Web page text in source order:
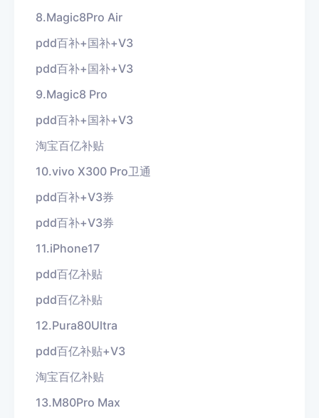
8.Magic8Pro Air
pdd百补+国补+V3
pdd百补+国补+V3
9.Magic8 Pro
pdd百补+国补+V3
淘宝百亿补贴
10.vivo X300 Pro卫通
pdd百补+V3券
pdd百补+V3券
11.iPhone17
pdd百亿补贴
pdd百亿补贴
12.Pura80Ultra
pdd百亿补贴+V3
淘宝百亿补贴
13.M80Pro Max